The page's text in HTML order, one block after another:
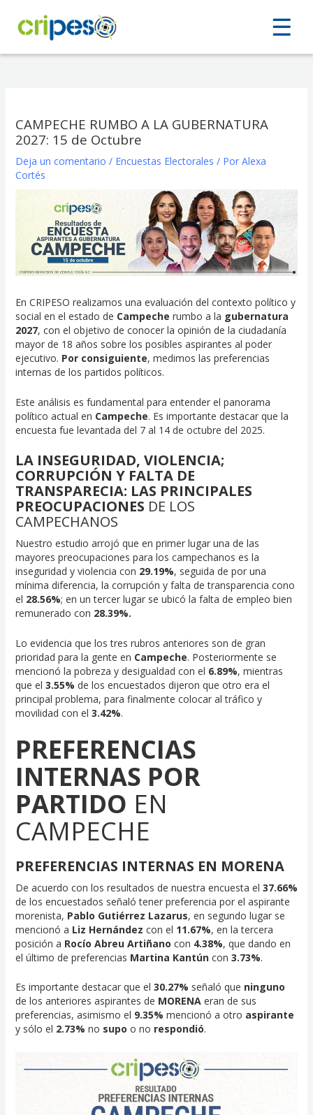
☰
☰
contenido
CAMPECHE RUMBO A LA GUBERNATURA
2027: 15 de Octubre
Deja un comentario / Encuestas Electorales / Por Alexa
Cortés
En CRIPESO realizamos una evaluación del contexto político y
social en el estado de Campeche rumbo a la gubernatura
2027, con el objetivo de conocer la opinión de la ciudadanía
mayor de 18 años sobre los posibles aspirantes al poder
ejecutivo. Por consiguiente, medimos las preferencias
internas de los partidos políticos.
Este análisis es fundamental para entender el panorama
político actual en Campeche. Es importante destacar que la
encuesta fue levantada del 7 al 14 de octubre del 2025.
LA INSEGURIDAD, VIOLENCIA;
CORRUPCIÓN Y FALTA DE
TRANSPARECIA: LAS PRINCIPALES
PREOCUPACIONES DE LOS
CAMPECHANOS
Nuestro estudio arrojó que en primer lugar una de las
mayores preocupaciones para los campechanos es la
inseguridad y violencia con 29.19%, seguida de por una
mínima diferencia, la corrupción y falta de transparencia cono
el 28.56%; en un tercer lugar se ubicó la falta de empleo bien
remunerado con 28.39%.
Lo evidencia que los tres rubros anteriores son de gran
prioridad para la gente en Campeche. Posteriormente se
mencionó la pobreza y desigualdad con el 6.89%, mientras
que el 3.55% de los encuestados dijeron que otro era el
principal problema, para finalmente colocar al tráfico y
movilidad con el 3.42%.
PREFERENCIAS
INTERNAS POR
PARTIDO EN
CAMPECHE
PREFERENCIAS INTERNAS EN MORENA
De acuerdo con los resultados de nuestra encuesta el 37.66%
de los encuestados señaló tener preferencia por el aspirante
morenista, Pablo Gutiérrez Lazarus, en segundo lugar se
mencionó a Liz Hernández con el 11.67%, en la tercera
posición a Rocío Abreu Artiñano con 4.38%, que dando en
el último de preferencias Martina Kantúncon 3.73%.
Es importante destacar que el 30.27% señaló que ninguno
de los anteriores aspirantes de MORENA eran de sus
preferencias, asimismo el 9.35% mencionó a otro aspirante
y sólo el 2.73% no supo o no respondió.